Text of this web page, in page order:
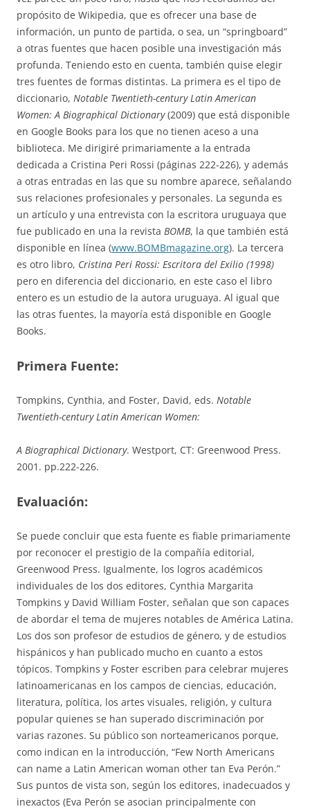
propósito de Wikipedia, que es ofrecer una base de
información, un punto de partida, o sea, un “springboard”
a otras fuentes que hacen posible una investigación más
profunda. Teniendo esto en cuenta, también quise elegir
tres fuentes de formas distintas. La primera es el tipo de
diccionario, Notable Twentieth-century Latin American
Women: A Biographical Dictionary(2009) que está disponible
en Google Books para los que no tienen aceso a una
biblioteca. Me dirigiré primariamente a la entrada
dedicada a Cristina Peri Rossi (páginas 222-226), y además
a otras entradas en las que su nombre aparece, señalando
sus relaciones profesionales y personales. La segunda es
un artículo y una entrevista con la escritora uruguaya que
fue publicado en una la revista BOMB, la que también está
disponible en línea (www.BOMBmagazine.org). La tercera
es otro libro, Cristina Peri Rossi: Escritora del Exilio (1998)
pero en diferencia del diccionario, en este caso el libro
entero es un estudio de la autora uruguaya. Al igual que
las otras fuentes, la mayoría está disponible en Google
Books.
Primera Fuente:
Tompkins, Cynthia, and Foster, David, eds. Notable
Twentieth-century Latin American Women:
A Biographical Dictionary. Westport, CT: Greenwood Press.
2001. pp.222-226.
Evaluación:
Se puede concluir que esta fuente es fiable primariamente
por reconocer el prestigio de la compañía editorial,
Greenwood Press. Igualmente, los logros académicos
individuales de los dos editores, Cynthia Margarita
Tompkins y David William Foster, señalan que son capaces
de abordar el tema de mujeres notables de América Latina.
Los dos son profesor de estudios de género, y de estudios
hispánicos y han publicado mucho en cuanto a estos
tópicos. Tompkins y Foster escriben para celebrar mujeres
latinoamericanas en los campos de ciencias, educación,
literatura, política, los artes visuales, religión, y cultura
popular quienes se han superado discriminación por
varias razones. Su público son norteamericanos porque,
como indican en la introducción, “Few North Americans
can name a Latin American woman other tan Eva Perón.”
Sus puntos de vista son, según los editores, inadecuados y
inexactos (Eva Perón se asocian principalmente con